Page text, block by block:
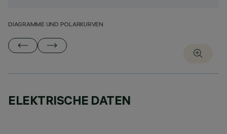
DIAGRAMME UND POLARKURVEN
ELEKTRISCHE DATEN